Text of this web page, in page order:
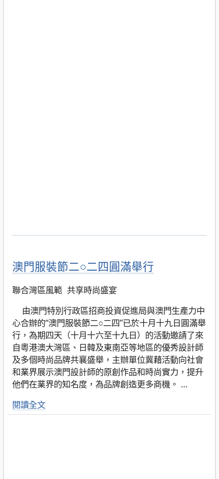
澳門服裝節二○二四圓滿舉行
聯合灣區風範 共享時尚盛宴
由澳門特別行政區招商投資促進局與澳門生產力中
心合辦的“澳門服裝節二○二四”已於十月十九日圓滿舉
行，為期四天（十月十六至十九日）的活動邀請了來
自粵港澳大灣區、日韓及東南亞等地區的優秀設計師
及多個時尚品牌共襄盛舉，主辦單位冀藉活動向社會
和業界展示澳門設計師的原創作品和時尚實力，提升
他們在業界的知名度，為品牌創造更多商機。 …
閱讀全文